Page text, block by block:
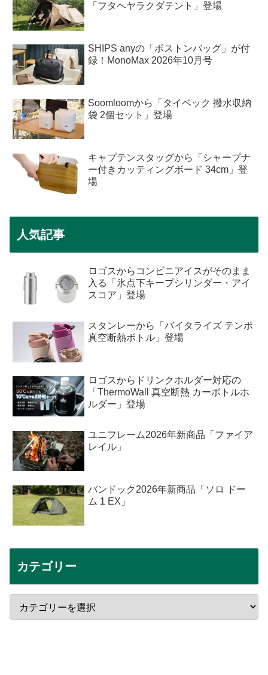
「フタヘヤラクダテント」登場
SHIPS anyの「ボストンバッグ」が付
録！MonoMax 2026年10月号
Soomloomから「タイベック 撥水収納
袋 2個セット」登場
キャプテンスタッグから「シャープナ
ー付きカッティングボード 34cm」登
場
人気記事
ロゴスからコンビニアイスがそのまま
入る「氷点下キープシリンダー・アイ
スコア」登場
スタンレーから「バイタライズ テンポ
真空断熱ボトル」登場
ロゴスからドリンクホルダー対応の
「ThermoWall 真空断熱 カーボトルホ
ルダー」登場
ユニフレーム2026年新商品「ファイア
レイル」
バンドック2026年新商品「ソロ ドー
ム 1 EX」
カテゴリー